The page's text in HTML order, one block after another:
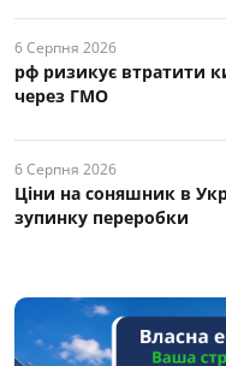
6 Серпня 2026
рф ризикує втратити
через ГМО
6 Серпня 2026
Ціни на соняшник в
зупинку переробки